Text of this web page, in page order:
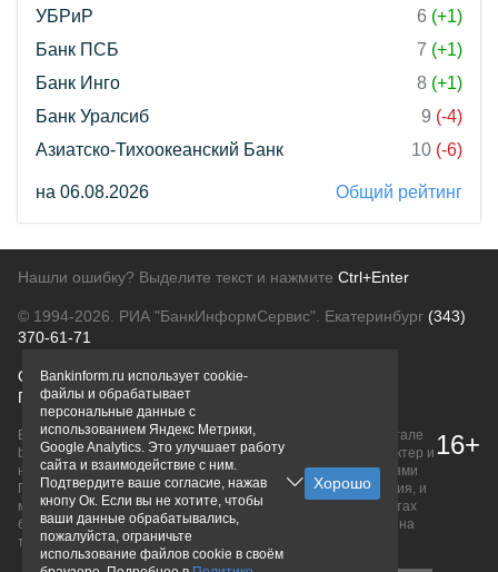
УБРиР
6 (+1)
Банк ПСБ
7 (+1)
Банк Инго
8 (+1)
Банк Уралсиб
9 (-4)
Азиатско-Тихоокеанский Банк
10 (-6)
на 06.08.2026 Общий рейтинг
Нашли ошибку? Выделите текст и нажмите Ctrl+Enter
© 1994-2026. РИА "БанкИнформСервис". Екатеринбург (343)
370-61-71
О проектеПолитика конфиденциальности
Правовая информацияДля рекламодателей
Вся информация о продуктах банков, размещенная на портале
bankinform.ru, носит исключительно ознакомительный характер и
не является публичной офертой, определяемой положениями
ГК РФ. Информация не содержит точного и полного описания, и
может быть изменена. Конечные условия уточняйте на сайтах
банков или при личном обращении. Исключительное право на
товарные знаки принадлежит их правообладателям.
16+
Bankinform.ru использует cookie-
файлы и обрабатывает
персональные данные с
использованием Яндекс Метрики,
Google Analytics. Это улучшает работу
сайта и взаимодействие с ним.
Подтвердите ваше согласие, нажав
кнопу Ок. Если вы не хотите, чтобы
ваши данные обрабатывались,
пожалуйста, ограничьте
использование файлов cookie в своём